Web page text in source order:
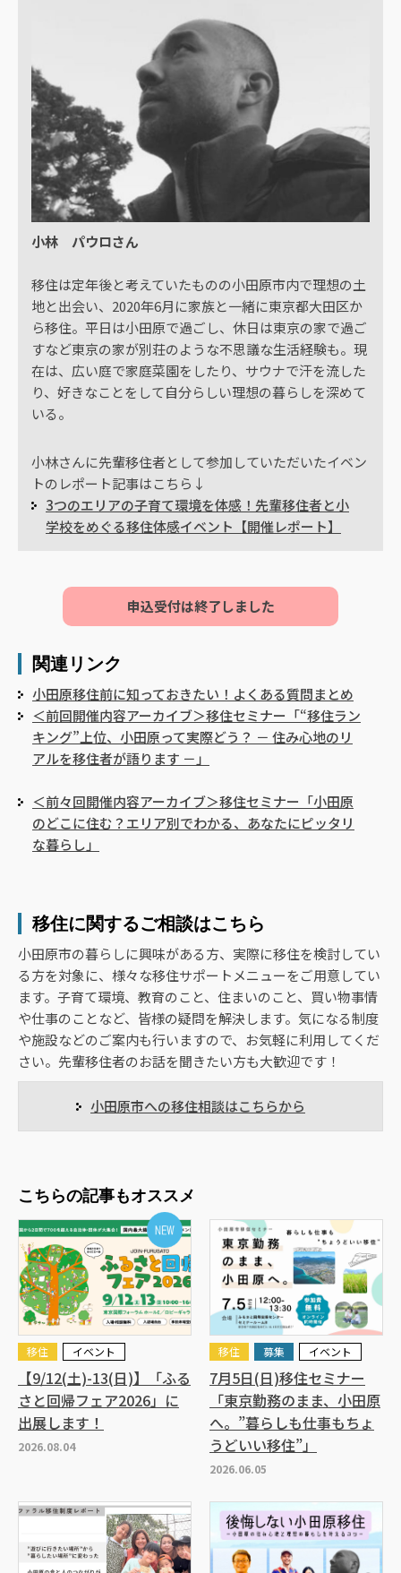
小林 パウロさん
移住は定年後と考えていたものの小田原市内で理想の土
地と出会い、2020年6月に家族と一緒に東京都大田区か
ら移住。平日は小田原で過ごし、休日は東京の家で過ご
すなど東京の家が別荘のような不思議な生活経験も。現
在は、広い庭で家庭菜園をしたり、サウナで汗を流した
り、好きなことをして自分らしい理想の暮らしを深めて
いる。
小林さんに先輩移住者として参加していただいたイベン
トのレポート記事はこちら↓
3つのエリアの子育て環境を体感！先輩移住者と小
学校をめぐる移住体感イベント【開催レポート】
申込受付は終了しました
関連リンク
小田原移住前に知っておきたい！よくある質問まとめ
＜前回開催内容アーカイブ＞移住セミナー「“移住ラン
キング”上位、小田原って実際どう？ － 住み心地のリ
アルを移住者が語ります －」
＜前々回開催内容アーカイブ＞移住セミナー「小田原
のどこに住む？エリア別でわかる、あなたにピッタリ
な暮らし」
移住に関するご相談はこちら
小田原市の暮らしに興味がある方、実際に移住を検討してい
る方を対象に、様々な移住サポートメニューをご用意してい
ます。子育て環境、教育のこと、住まいのこと、買い物事情
や仕事のことなど、皆様の疑問を解決します。気になる制度
や施設などのご案内も行いますので、お気軽に利用してくだ
さい。先輩移住者のお話を聞きたい方も大歓迎です！
小田原市への移住相談はこちらから
こちらの記事もオススメ
2026.08.04
移住 イベント
【9/12(土)-13(日)】「ふる
さと回帰フェア2026」に
出展します！
2026.06.05
移住 募集 イベント
7月5日(日)移住セミナー
「東京勤務のまま、小田原
へ。”暮らしも仕事もちょ
うどいい移住”」